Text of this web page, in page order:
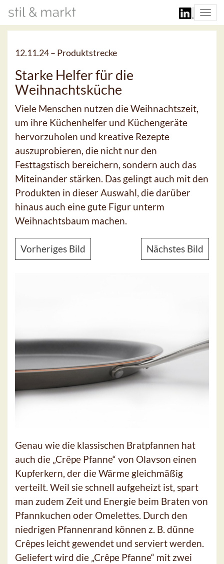
12.11.24 – Produktstrecke
Starke Helfer für die
Weihnachtsküche
Viele Menschen nutzen die Weihnachtszeit,
um ihre Küchenhelfer und Küchengeräte
hervorzuholen und kreative Rezepte
auszuprobieren, die nicht nur den
Festtagstisch bereichern, sondern auch das
Miteinander stärken. Das gelingt auch mit den
Produkten in dieser Auswahl, die darüber
hinaus auch eine gute Figur unterm
Weihnachtsbaum machen.
Vorheriges Bild Nächstes Bild
Genau wie die klassischen Bratpfannen hat
auch die „Crêpe Pfanne“ von Olavson einen
Kupferkern, der die Wärme gleichmäßig
verteilt. Weil sie schnell aufgeheizt ist, spart
man zudem Zeit und Energie beim Braten von
Pfannkuchen oder Omelettes. Durch den
niedrigen Pfannenrand können z. B. dünne
Crêpes leicht gewendet und serviert werden.
Geliefert wird die „Crêpe Pfanne“ mit zwei